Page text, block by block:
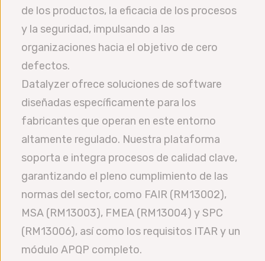
de los productos, la eficacia de los procesos
y la seguridad, impulsando a las
organizaciones hacia el objetivo de cero
defectos.
Datalyzer ofrece soluciones de software
diseñadas específicamente para los
fabricantes que operan en este entorno
altamente regulado. Nuestra plataforma
soporta e integra procesos de calidad clave,
garantizando el pleno cumplimiento de las
normas del sector, como FAIR (RM13002),
MSA (RM13003), FMEA (RM13004) y SPC
(RM13006), así como los requisitos ITAR y un
módulo APQP completo.